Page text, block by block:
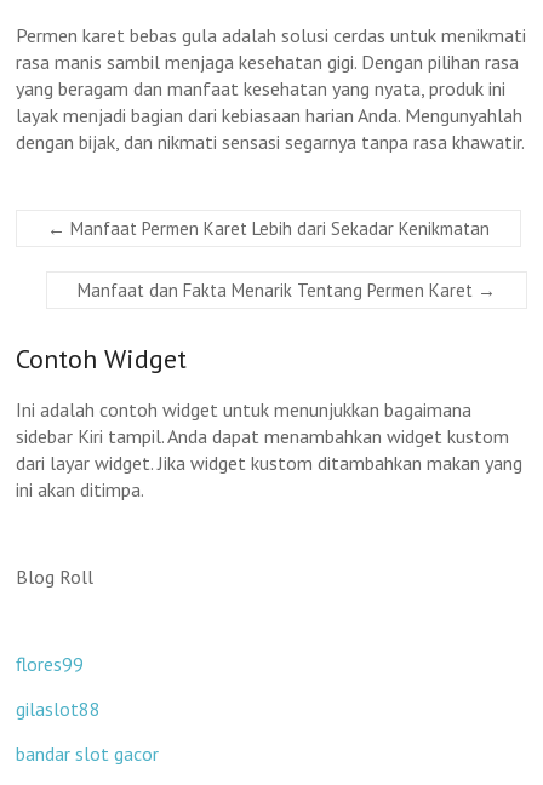
Permen karet bebas gula adalah solusi cerdas untuk menikmati
rasa manis sambil menjaga kesehatan gigi. Dengan pilihan rasa
yang beragam dan manfaat kesehatan yang nyata, produk ini
layak menjadi bagian dari kebiasaan harian Anda. Mengunyahlah
dengan bijak, dan nikmati sensasi segarnya tanpa rasa khawatir.
← Manfaat Permen Karet Lebih dari Sekadar Kenikmatan
Manfaat dan Fakta Menarik Tentang Permen Karet →
Contoh Widget
Ini adalah contoh widget untuk menunjukkan bagaimana
sidebar Kiri tampil. Anda dapat menambahkan widget kustom
dari layar widget. Jika widget kustom ditambahkan makan yang
ini akan ditimpa.
Blog Roll
flores99
gilaslot88
bandar slot gacor